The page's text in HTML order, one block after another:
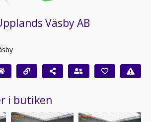
Väsby AB
i butiken